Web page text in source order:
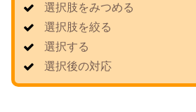
選択肢をみつめる
選択肢を絞る
選択する
選択後の対応